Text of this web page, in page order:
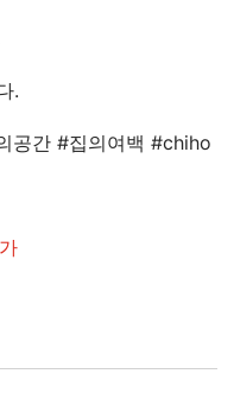
.
공간 #집의여백 #chiho